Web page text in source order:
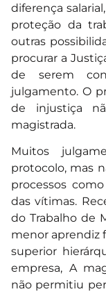
diferença
proteção da
outras
procurar a
de serem
julgamento. O
de injustiça
magistrada.
Muitos
protocolo, mas
processos
das vítimas.
do Trabalho de
menor aprendiz
superior
empresa, A
não permitiu